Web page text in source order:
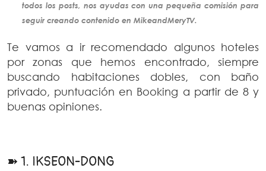
todos los posts, nos ayudas con una pequeña comisión para
seguir creando contenido en MikeandMeryTV.
Te vamos a ir recomendado algunos hoteles
por zonas que hemos encontrado, siempre
buscando habitaciones dobles, con baño
privado, puntuación en Booking a partir de 8 y
buenas opiniones.
➽ 1. IKSEON-DONG